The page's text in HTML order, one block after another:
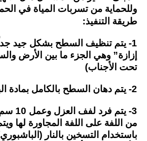
وللحماية من تسربات المياة في
طريقة التنفيذ:
1- يتم تنظيف السطح بشكل جيد
إزازة” وهي الجزء ما بين الأرض
تحت الأجناب)
2- يتم دهان السطح بالكامل بمادة البيتومين.
3- يتم
من اللفة على اللفة المجاورة لها
باستخدام التسخين بالنار